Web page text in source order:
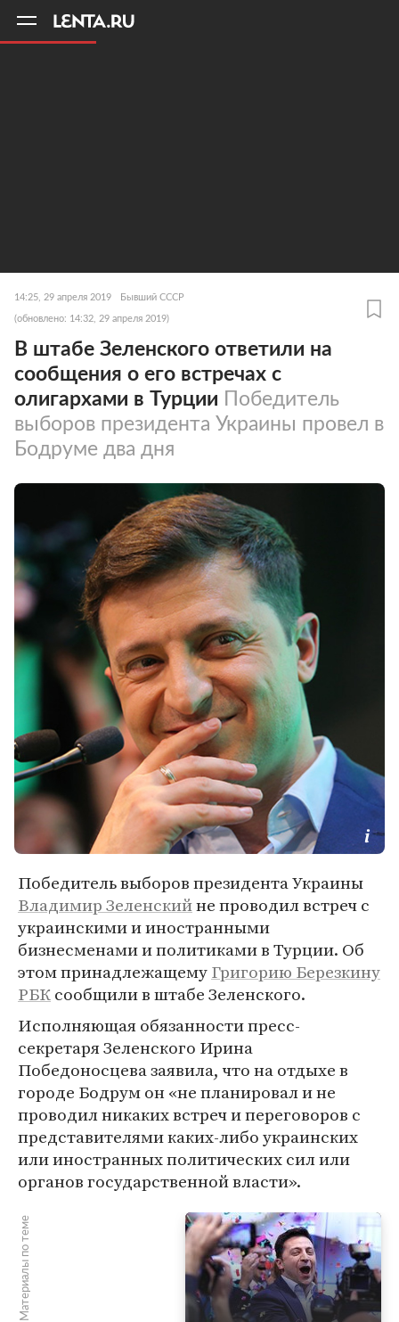
14:25, 29 апреля 2019 Бывший СССР
(обновлено: 14:32, 29 апреля 2019)
В штабе Зеленского ответили на
сообщения о его встречах с
олигархами в Турции Победитель
выборов президента Украины провел в
Бодруме два дня
Победитель выборов президента Украины
Владимир Зеленскийне проводил встреч с
украинскими и иностранными
бизнесменами и политиками в Турции. Об
этом принадлежащемуГригорию Березкину
РБКсообщили в штабе Зеленского.
Исполняющая обязанности пресс-
секретаря Зеленского Ирина
Победоносцева заявила, что на отдыхе в
городе Бодрум он «не планировал и не
проводил никаких встреч и переговоров с
представителями каких-либо украинских
или иностранных политических сил или
органов государственной власти».
Материалы по теме